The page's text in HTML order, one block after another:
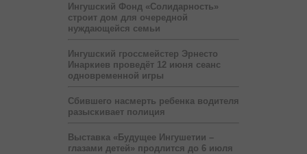
Ингушский Фонд «Солидарность»
строит дом для очередной
нуждающейся семьи
Ингушский гроссмейстер Эрнесто
Инаркиев проведёт 12 июня сеанс
одновременной игры
Сбившего насмерть ребенка водителя
разыскивает полиция
Выставка «Будущее Ингушетии –
глазами детей» продлится до 6 июля